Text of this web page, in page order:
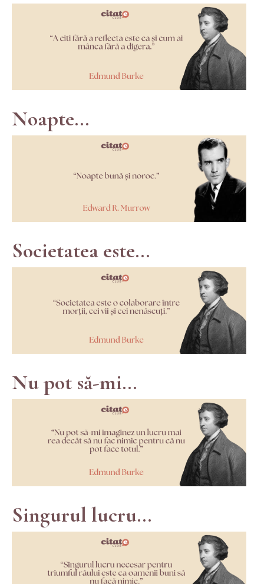
Noapte...
Societatea este...
Nu pot să-mi...
Singurul lucru...